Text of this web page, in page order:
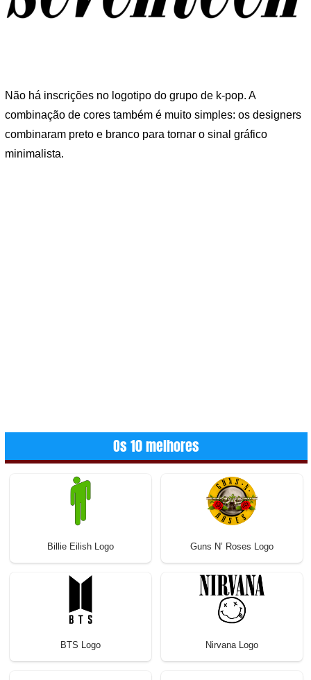
Não há inscrições no logotipo do grupo de k-pop. A
combinação de cores também é muito simples: os designers
combinaram preto e branco para tornar o sinal gráfico
minimalista.
Os 10 melhores
Billie Eilish Logo Guns N’ Roses Logo
BTS Logo Nirvana Logo